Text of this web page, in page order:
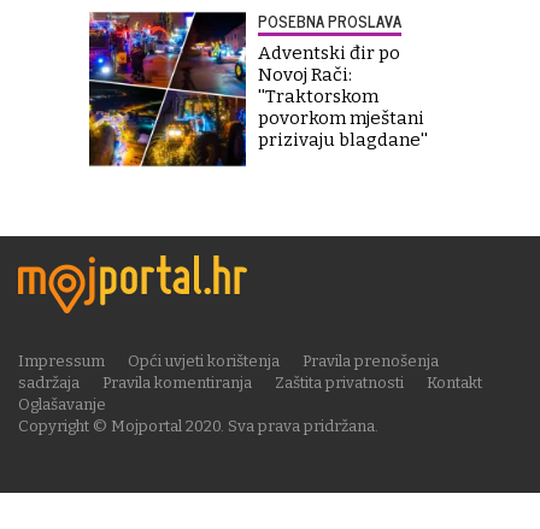
POSEBNA PROSLAVA
Adventski đir po
Novoj Rači:
''Traktorskom
povorkom mještani
prizivaju blagdane''
Copyright © Mojportal 2020. Sva prava pridržana.
Impressum Opći uvjeti korištenja
Pravila prenošenja
sadržaja
Pravila komentiranja Zaštita privatnosti
Kontakt
Oglašavanje